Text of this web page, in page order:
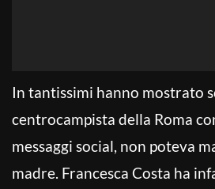
In tantissimi hanno mostrato
centrocampista della Roma
messaggi social, non poteva
madre. Francesca Costa ha